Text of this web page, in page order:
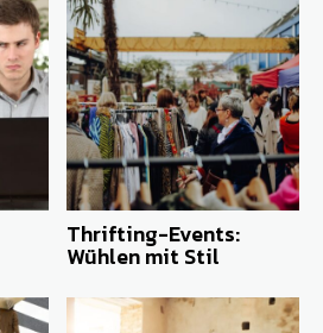
Thrifting-Events:
Wühlen mit Stil